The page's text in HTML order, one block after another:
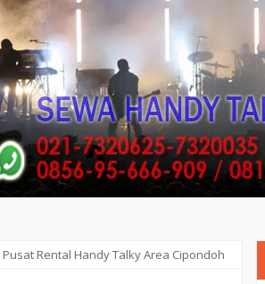
Rental Handy Talky Area Cipondoh